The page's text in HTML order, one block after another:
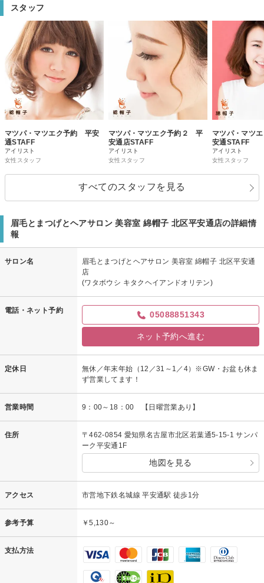
スタッフ
マツパ・マツエク予約 平安
通STAFF
アイリスト
女性スタッフ
マツパ・マツエク予約２ 平
安通店STAFF
アイリスト
女性スタッフ
マツパ・マツ
安通STAFF
アイリスト
女性スタッフ
すべてのスタッフを見る
眉毛とまつげとヘアサロン 美容室 綿帽子 北区平安通店の詳細情
報
サロン名
眉毛とまつげとヘアサロン 美容室 綿帽子 北区平安通
店
(ワタボウシ キタクヘイアンドオリテン)
電話・ネット予約 05088851343
ネット予約へ進む
定休日
無休／年末年始（12／31～1／4）※GW・お盆も休ま
ず営業してます！
営業時間 9：00～18：00 【日曜営業あり】
住所
〒462-0854 愛知県名古屋市北区若葉通5-15-1 サンパ
ーク平安通1F
地図を見る
アクセス 市営地下鉄名城線 平安通駅 徒歩1分
参考予算 ￥5,130～
支払方法